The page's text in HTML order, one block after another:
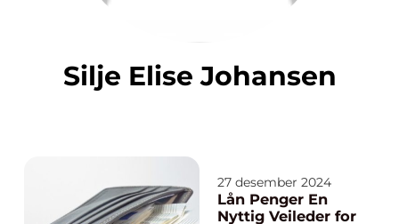
Silje Elise Johansen
27 desember 2024
Lån Penger En
Nyttig Veileder for